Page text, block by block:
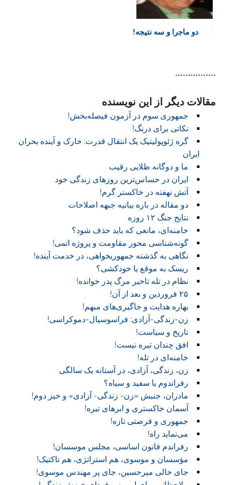
دو ماجرا و سه نتیجه!
****************
مقالات دیگر از این نویسنده
جمهوری سوم در آزمون فیصله‌بخش!
نکاتی برای درنگ!
گره ژئوپولیتیک یک انتقال قدرت: خارک و آینده بحران
ایران
ما و دوگانه طلایی رقیب
ایران در حساس‌ترین روزهای زندگی خود
آتش نهفته در خاکستر گرم!
دو مقاله در باره بیانیه جبهه اصلاحات
نتایج جنگ ۱۲ روزه
خامنه‌ای، مانعی که باید حذف شود؟
گونه‌شناسی محور مقاومت و پروژه اتمی!
نگاهی به گذشته جمهوریخواهی، در خدمت آینده!
ریسک به موقع یا خودکشی؟
نظام در تله تاخیر مرگ پدر خوانده!
۲۵ فروردین و بعد از آن!
بهاره هدایت و جاگیری‌های مبهم!
زن-زندگی-آزادی: فراسوسیال-دموکراسی!
تاریخ و سیاست!
افق چندان تیره نیست!
خامنه‌ای در تله!
زن، زندگی، آزادی، در آستانه یک سالگی
رفراندوم یا سفید و سیاه؟
مادران، جنبش «زن- زندگی- آزادی» و خیز دوم!
آسمان خاکستری و ابر‌های تیره!
جمهوری و فرصتی تازه!
می‌نماید راه!
رفراندم قانون اساسی، مجلس موسسان!
مؤسسان و موسوی، هم استراتژی، هم تاکتیک!
جای خالی میرحسین، جای پر مهندس موسوی!